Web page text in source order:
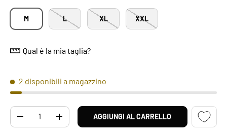
M L XL XXL
Qual è la mia taglia?
2 disponibili a magazzino
Q.tà
DIMINUIRE LA QUANTITÀAUMENTA LA QUANTITÀ
AGGIUNGI AL CARRELLO